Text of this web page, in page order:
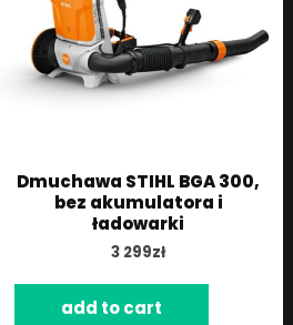
Dmuchawa STIHL BGA 300,
bez akumulatora i
ładowarki
3 299zł
add to cart